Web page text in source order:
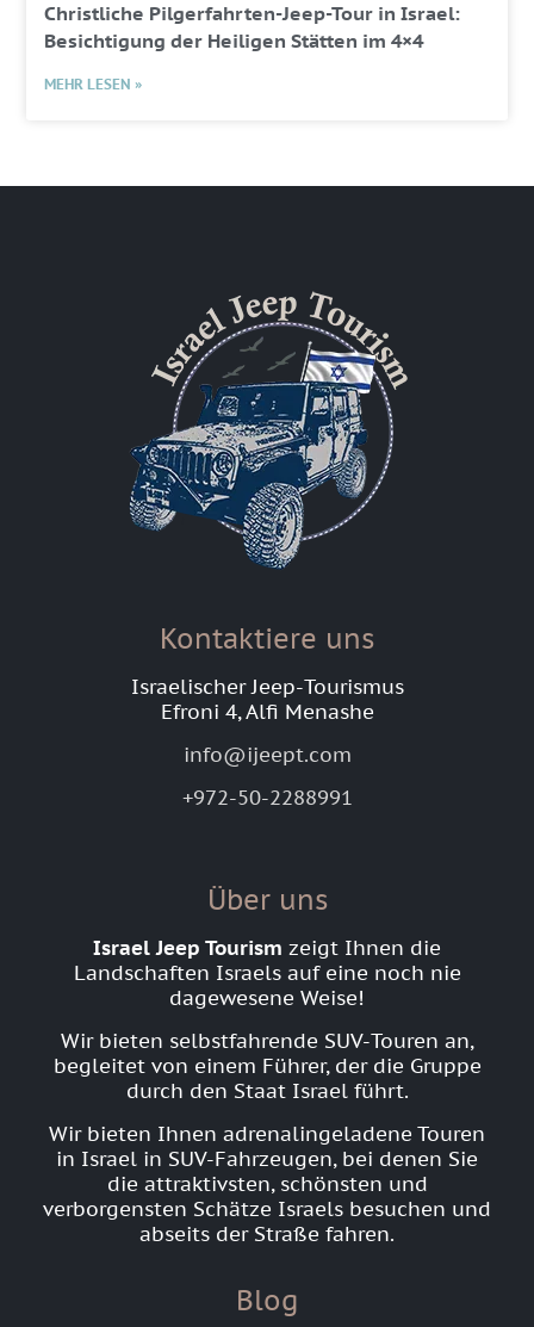
Christliche Pilgerfahrten-Jeep-Tour in Israel:
Besichtigung der Heiligen Stätten im 4×4
MEHR LESEN »
Kontaktiere uns
Israelischer Jeep-Tourismus
Efroni 4, Alfi Menashe
info@ijeept.com
+972-50-2288991
Über uns
Israel Jeep Tourism zeigt Ihnen die
Landschaften Israels auf eine noch nie
dagewesene Weise!
Wir bieten selbstfahrende SUV-Touren an,
begleitet von einem Führer, der die Gruppe
durch den Staat Israel führt.
Wir bieten Ihnen adrenalingeladene Touren
in Israel in SUV-Fahrzeugen, bei denen Sie
die attraktivsten, schönsten und
verborgensten Schätze Israels besuchen und
abseits der Straße fahren.
Blog